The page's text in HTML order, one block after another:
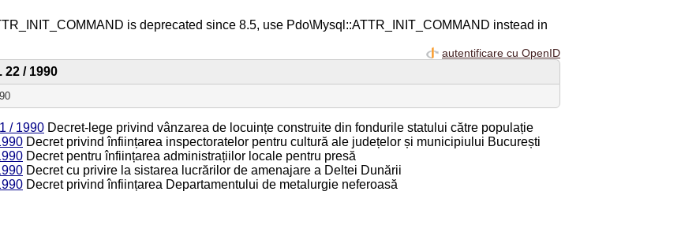
is deprecated since 8.5, use Pdo\Mysql::ATTR_INIT_COMMAND instead in
autentificare cu OpenID
22 / 1990
/ 1990 Decret-lege privind vânzarea de locuințe construite din fondurile statului către populație
Decret privind înființarea inspectoratelor pentru cultură ale județelor și municipiului București
Decret pentru înființarea administrațiilor locale pentru presă
Decret cu privire la sistarea lucrărilor de amenajare a Deltei Dunării
Decret privind înființarea Departamentului de metalurgie neferoasă